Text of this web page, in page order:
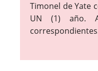
Timonel de Yate
UN (1) año.